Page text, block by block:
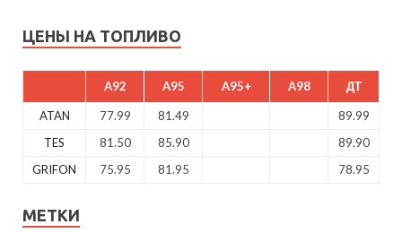
ЦЕНЫ НА ТОПЛИВО
A92 A95 A95+ A98 ДТ
ATAN 77.99 81.49
89.99
TES
81.50 85.90
89.90
GRIFON
75.95 81.95 78.95
МЕТКИ